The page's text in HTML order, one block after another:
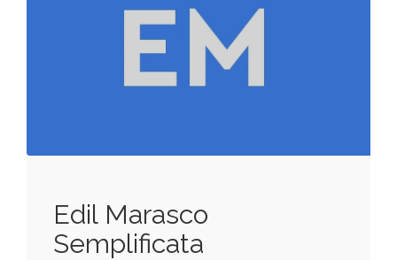
Edil Marasco
Semplificata